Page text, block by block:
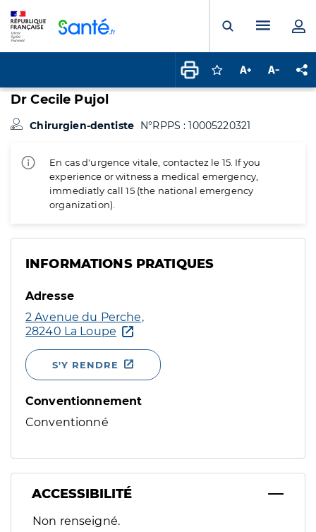
Ouvrir laMenu
Connectez-vous
Augmenter la
Dr Cecile Pujol
Chirurgien-dentiste N°RPPS : 10005220321
En cas d'urgence vitale, contactez le 15. If you
experience or witness a medical emergency,
immediatly call 15 (the national emergency
organization).
INFORMATIONS PRATIQUES
Adresse
2 Avenue du Perche,
28240 La Loupe
S'Y RENDRE
Conventionnement
Conventionné
ACCESSIBILITÉ
Filtres
Sélectionnez un ou plusieurs handicaps/besoins
Non renseigné.